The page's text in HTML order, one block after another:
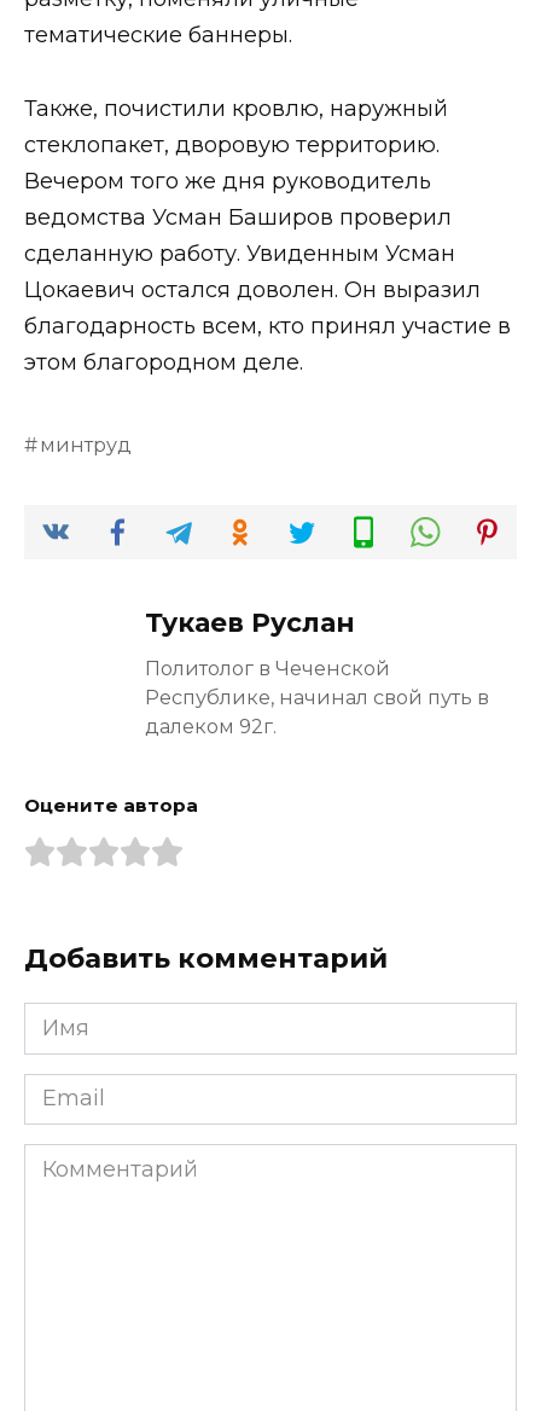
тематические баннеры.
Также, почистили кровлю, наружный
стеклопакет, дворовую территорию.
Вечером того же дня руководитель
ведомства Усман Баширов проверил
сделанную работу. Увиденным Усман
Цокаевич остался доволен. Он выразил
благодарность всем, кто принял участие в
этом благородном деле.
минтруд
Тукаев Руслан
Политолог в Чеченской
Республике, начинал свой путь в
далеком 92г.
Оцените автора
Добавить комментарий
Имя
*
Email
*
Комментарий